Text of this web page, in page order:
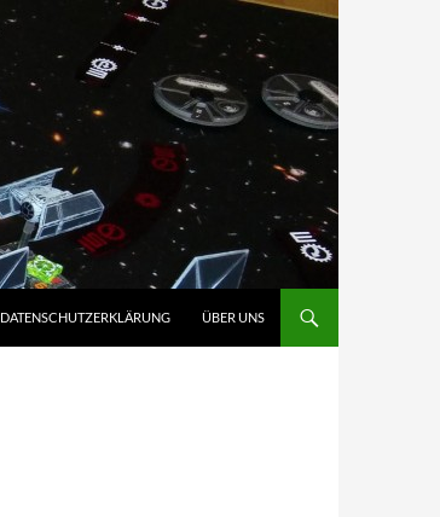
DATENSCHUTZERKLÄRUNG
ÜBER UNS